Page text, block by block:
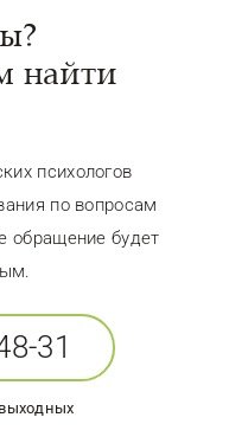
найти
психологов
по вопросам
обращение будет
31
выходных